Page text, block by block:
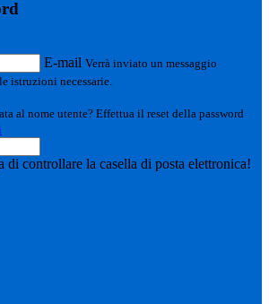
E-mail Verrà inviato un messaggio
istruzioni necessarie.
al nome utente? Effettua il reset della password
di controllare la casella di posta elettronica!